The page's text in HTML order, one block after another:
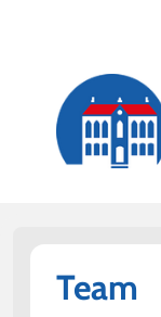
Team
Aktuelles
Einschulung
Europaschule
Bildungsverbund
Kontakt